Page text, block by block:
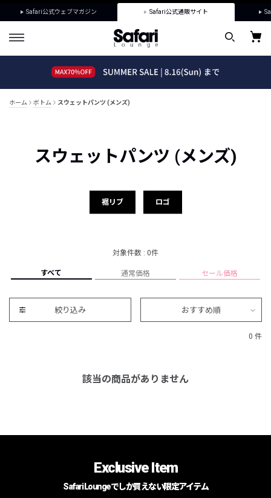
Safari公式ウェブマガジン Safari公式通販サイト
ホーム ボトム スウェットパンツ (メンズ)
スウェットパンツ (メンズ)
裾リブ ロゴ
対象件数 : 0件
すべて 通常価格 セール価格
絞り込み おすすめ順
0 件
該当の商品がありません
Exclusive Item
Safari Loungeでしか買えない限定アイテム